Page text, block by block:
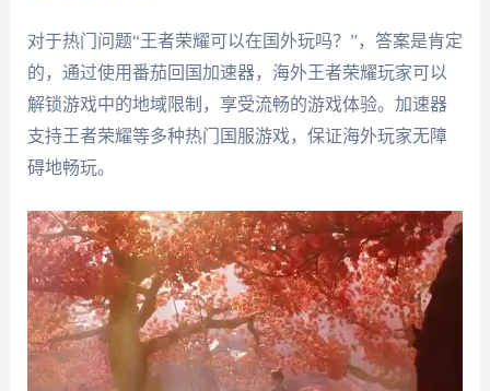
对于热门问题“王者荣耀可以在国外玩吗？”，答案是肯定
的，通过使用番茄回国加速器，海外王者荣耀玩家可以
解锁游戏中的地域限制，享受流畅的游戏体验。加速器
支持王者荣耀等多种热门国服游戏，保证海外玩家无障
碍地畅玩。